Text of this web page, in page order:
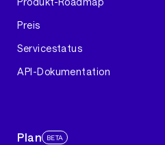
Preis
Servicestatus
API-Dokumentation
Plan BETA